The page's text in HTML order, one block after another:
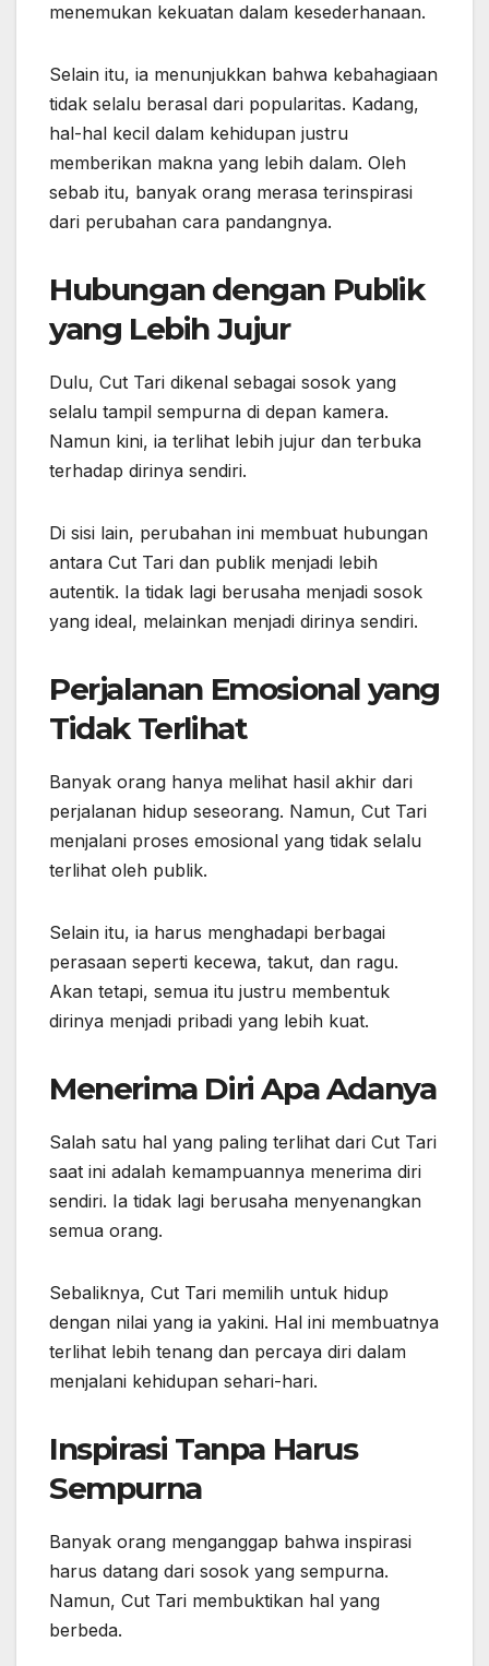
menemukan kekuatan dalam kesederhanaan.
Selain itu, ia menunjukkan bahwa kebahagiaan
tidak selalu berasal dari popularitas. Kadang,
hal-hal kecil dalam kehidupan justru
memberikan makna yang lebih dalam. Oleh
sebab itu, banyak orang merasa terinspirasi
dari perubahan cara pandangnya.
Hubungan dengan Publik
yang Lebih Jujur
Dulu, Cut Tari dikenal sebagai sosok yang
selalu tampil sempurna di depan kamera.
Namun kini, ia terlihat lebih jujur dan terbuka
terhadap dirinya sendiri.
Di sisi lain, perubahan ini membuat hubungan
antara Cut Tari dan publik menjadi lebih
autentik. Ia tidak lagi berusaha menjadi sosok
yang ideal, melainkan menjadi dirinya sendiri.
Perjalanan Emosional yang
Tidak Terlihat
Banyak orang hanya melihat hasil akhir dari
perjalanan hidup seseorang. Namun, Cut Tari
menjalani proses emosional yang tidak selalu
terlihat oleh publik.
Selain itu, ia harus menghadapi berbagai
perasaan seperti kecewa, takut, dan ragu.
Akan tetapi, semua itu justru membentuk
dirinya menjadi pribadi yang lebih kuat.
Menerima Diri Apa Adanya
Salah satu hal yang paling terlihat dari Cut Tari
saat ini adalah kemampuannya menerima diri
sendiri. Ia tidak lagi berusaha menyenangkan
semua orang.
Sebaliknya, Cut Tari memilih untuk hidup
dengan nilai yang ia yakini. Hal ini membuatnya
terlihat lebih tenang dan percaya diri dalam
menjalani kehidupan sehari-hari.
Inspirasi Tanpa Harus
Sempurna
Banyak orang menganggap bahwa inspirasi
harus datang dari sosok yang sempurna.
Namun, Cut Tari membuktikan hal yang
berbeda.